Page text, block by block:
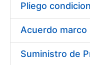
Erakutsi/Ezkutatu